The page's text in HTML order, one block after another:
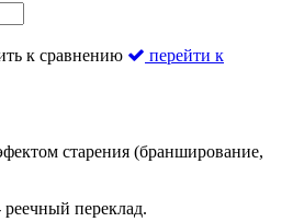
к сравнению
перейти к
старения (бранширование,
переклад.